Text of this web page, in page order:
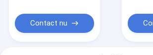
Contact nu